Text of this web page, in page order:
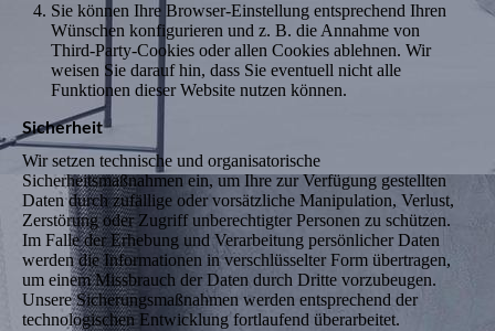
Sie können Ihre Browser-Einstellung entsprechend Ihren
Wünschen konfigurieren und z. B. die Annahme von
Third-Party-Cookies oder allen Cookies ablehnen. Wir
weisen Sie darauf hin, dass Sie eventuell nicht alle
Funktionen dieser Website nutzen können.
Sicherheit
Wir setzen technische und organisatorische
Sicherheitsmaßnahmen ein, um Ihre zur Verfügung gestellten
Daten durch zufällige oder vorsätzliche Manipulation, Verlust,
Zerstörung oder Zugriff unberechtigter Personen zu schützen.
Im Falle der Erhebung und Verarbeitung persönlicher Daten
werden die Informationen in verschlüsselter Form übertragen,
um einem Missbrauch der Daten durch Dritte vorzubeugen.
Unsere Sicherungsmaßnahmen werden entsprechend der
technologischen Entwicklung fortlaufend überarbeitet.